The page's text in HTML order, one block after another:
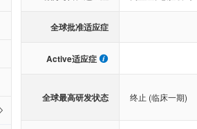
全球批准适应症
Active适应症
全球最高研发状态 终止 (临床一期)